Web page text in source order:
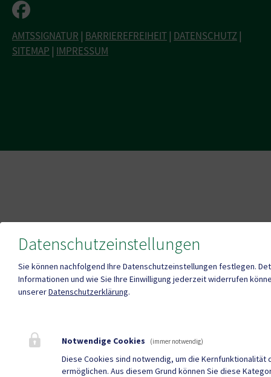
AMTSSIGNATUR | BARRIEREFREIHEIT| DATENSCHUTZ|
SITEMAP | IMPRESSUM
Datenschutzeinstellungen
Sie können nachfolgend Ihre Datenschutzeinstellungen festlegen.
Informationen und wie Sie Ihre Einwilligung jederzeit widerrufen
unsererDatenschutzerklärung.
Notwendige Cookies (immer notwendig)
Diese Cookies sind notwendig, um die Kernfunktionalität
ermöglichen. Aus diesem Grund können Sie diese